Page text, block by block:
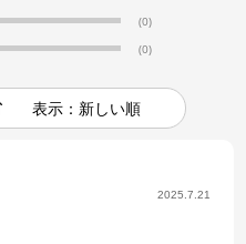
(0)
(0)
表示：新しい順
2025.7.21